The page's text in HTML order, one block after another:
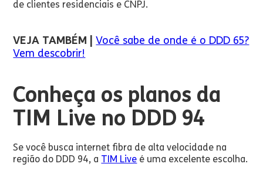
de clientes residenciais e CNPJ.
VEJA TAMBÉM |Você sabe de onde é o DDD 65?
Vem descobrir!
Conheça os planos da
TIM Live no DDD 94
Se você busca internet fibra de alta velocidade na
região do DDD 94, a TIM Live é uma excelente escolha.